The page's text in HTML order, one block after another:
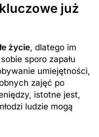
już
życie, dlatego im
sporo zapału
umiejętności,
zajęć po
istotne jest,
ludzie mogą